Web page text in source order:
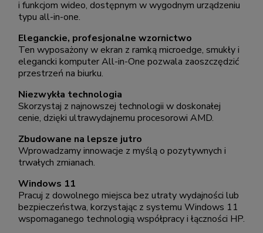
i funkcjom wideo, dostępnym w wygodnym urządzeniu
typu all-in-one.
Eleganckie, profesjonalne wzornictwo
Ten wyposażony w ekran z ramką microedge, smukły i
elegancki komputer All-in-One pozwala zaoszczędzić
przestrzeń na biurku.
Niezwykła technologia
Skorzystaj z najnowszej technologii w doskonałej
cenie, dzięki ultrawydajnemu procesorowi AMD.
Zbudowane na lepsze jutro
Wprowadzamy innowacje z myślą o pozytywnych i
trwałych zmianach.
Windows 11
Pracuj z dowolnego miejsca bez utraty wydajności lub
bezpieczeństwa, korzystając z systemu Windows 11
wspomaganego technologią współpracy i łączności HP.